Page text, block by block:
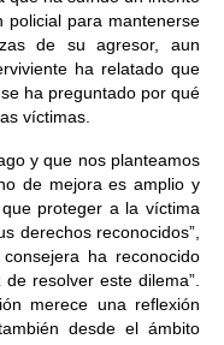
policial para mantenerse
de su agresor, aun
ha relatado que
ha preguntado por qué
víctimas.
y que nos planteamos
de mejora es amplio y
proteger a la víctima
derechos reconocidos”,
ha reconocido
resolver este dilema”.
merece una reflexión
desde el ámbito